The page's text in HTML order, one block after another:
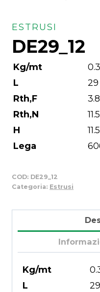
ESTRUSI
DE29_12
Kg/mt
L
Rth,F
Rth,N
H
Lega
COD: DE29_12
Categoria: Estrusi
Kg/mt
L